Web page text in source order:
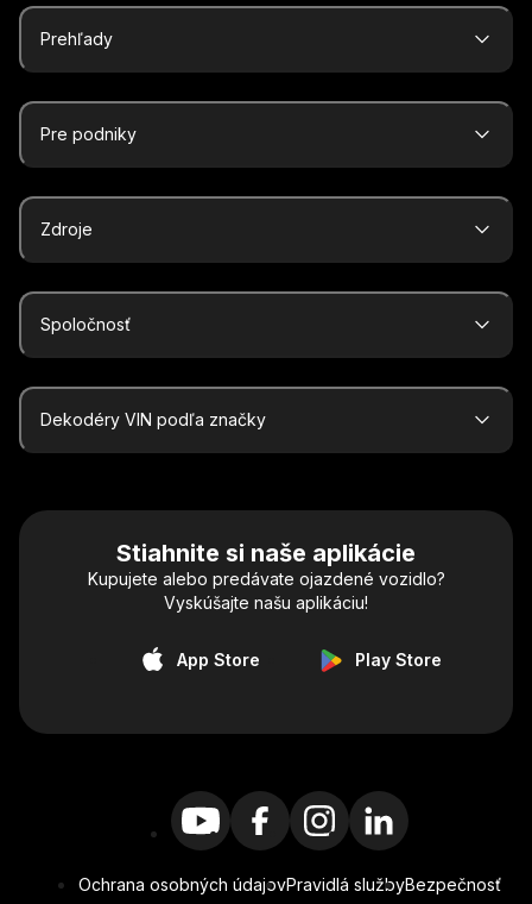
Prehľady
Pre podniky
Zdroje
Spoločnosť
Dekodéry VIN podľa značky
Stiahnite si naše aplikácie
Kupujete alebo predávate ojazdené vozidlo?
Vyskúšajte našu aplikáciu!
App Store Play Store
Ochrana osobných údajovPravidlá službyBezpečnosť